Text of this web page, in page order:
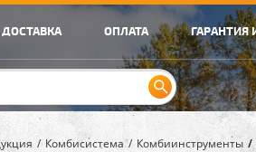
ДОСТАВКА ОПЛАТА ГАРАНТИЯ
Комбисистема Комбиинструменты